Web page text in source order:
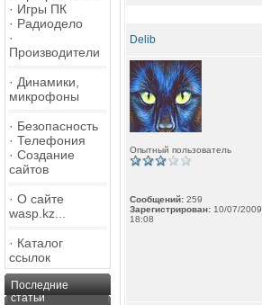
· Игры ПК
· Радиодело
·
Производители
· Динамики,
микрофоны
· Безопасность
· Телефония
· Создание
сайтов
· О сайте
wasp.kz...
· Каталог
ссылок
Последние
статьи
Delib
Опытный пользователь
Сообщений: 259
Зарегистрирован: 10/07/2009
18:08